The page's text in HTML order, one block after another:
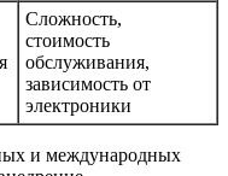
Сложность,
стоимость
обслуживания,
зависимость от
электроники
и международных